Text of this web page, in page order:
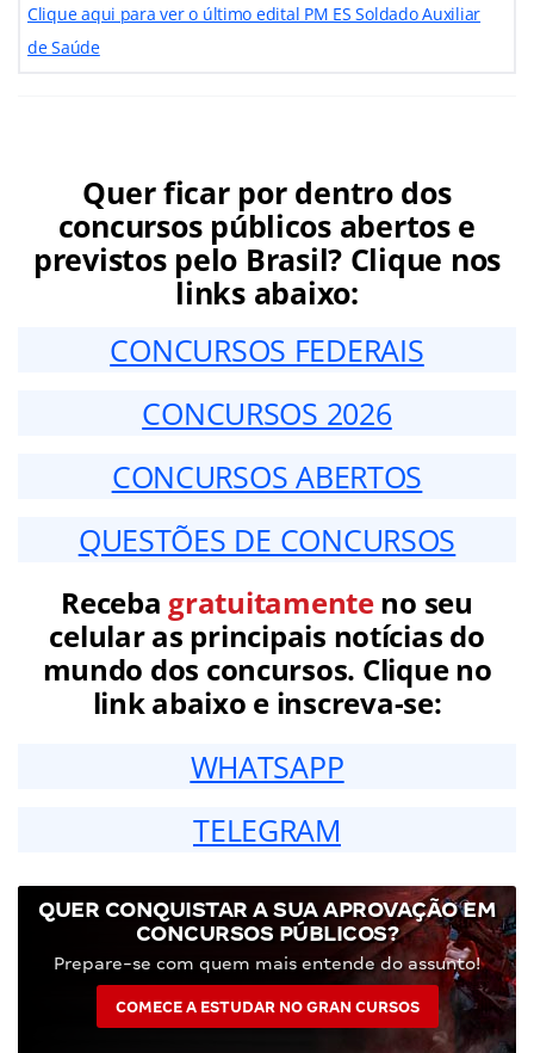
Clique aqui para ver o último edital PM ES Soldado Auxiliar
de Saúde
Quer ficar por dentro dos
concursos públicos abertos e
previstos pelo Brasil? Clique nos
links abaixo:
CONCURSOS FEDERAIS
CONCURSOS 2026
CONCURSOS ABERTOS
QUESTÕES DE CONCURSOS
Receba gratuitamenteno seu
celular as principais notícias do
mundo dos concursos. Clique no
link abaixo e inscreva-se:
WHATSAPP
TELEGRAM
QUER CONQUISTAR A SUA APROVAÇÃO EM
CONCURSOS PÚBLICOS?
Prepare-se com quem mais entende do assunto!
COMECE A ESTUDAR NO GRAN CURSOS